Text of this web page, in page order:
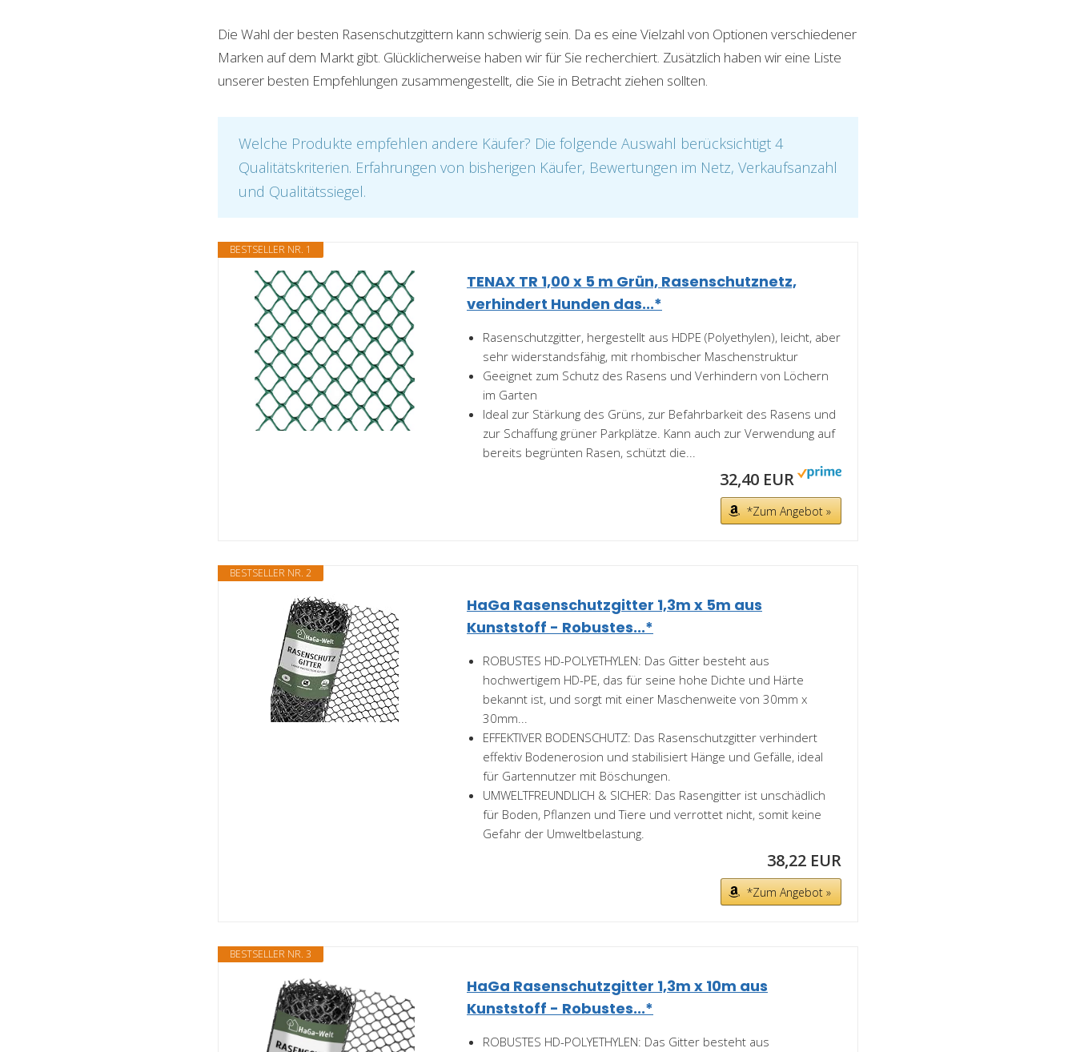
Die Wahl der besten Rasenschutzgittern kann schwierig sein. Da es eine Vielzahl von Optionen verschiedener
Marken auf dem Markt gibt. Glücklicherweise haben wir für Sie recherchiert. Zusätzlich haben wir eine Liste
unserer besten Empfehlungen zusammengestellt, die Sie in Betracht ziehen sollten.
Welche Produkte empfehlen andere Käufer? Die folgende Auswahl berücksichtigt 4
Qualitätskriterien. Erfahrungen von bisherigen Käufer, Bewertungen im Netz, Verkaufsanzahl
und Qualitätssiegel.
BESTSELLER NR. 1
TENAX TR 1,00 x 5 m Grün, Rasenschutznetz,
verhindert Hunden das...*
Rasenschutzgitter, hergestellt aus HDPE (Polyethylen), leicht, aber
sehr widerstandsfähig, mit rhombischer Maschenstruktur
Geeignet zum Schutz des Rasens und Verhindern von Löchern
im Garten
Ideal zur Stärkung des Grüns, zur Befahrbarkeit des Rasens und
zur Schaffung grüner Parkplätze. Kann auch zur Verwendung auf
bereits begrünten Rasen, schützt die...
32,40 EUR
*Zum Angebot »
BESTSELLER NR. 2
HaGa Rasenschutzgitter 1,3m x 5m aus
Kunststoff - Robustes...*
ROBUSTES HD-POLYETHYLEN: Das Gitter besteht aus
hochwertigem HD-PE, das für seine hohe Dichte und Härte
bekannt ist, und sorgt mit einer Maschenweite von 30mm x
30mm...
EFFEKTIVER BODENSCHUTZ: Das Rasenschutzgitter verhindert
effektiv Bodenerosion und stabilisiert Hänge und Gefälle, ideal
für Gartennutzer mit Böschungen.
UMWELTFREUNDLICH & SICHER: Das Rasengitter ist unschädlich
für Boden, Pflanzen und Tiere und verrottet nicht, somit keine
Gefahr der Umweltbelastung.
38,22 EUR
*Zum Angebot »
BESTSELLER NR. 3
HaGa Rasenschutzgitter 1,3m x 10m aus
Kunststoff - Robustes...*
ROBUSTES HD-POLYETHYLEN: Das Gitter besteht aus